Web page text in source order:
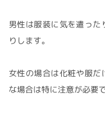
男性は服装に気を遣っ
りします。
女性の場合は化粧や服だ
な場合は特に注意が必要で